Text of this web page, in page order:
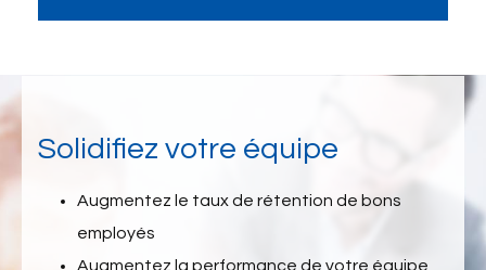
Solidifiez votre équipe
Augmentez le taux de rétention de bons
employés
Augmentez la performance de votre équipe